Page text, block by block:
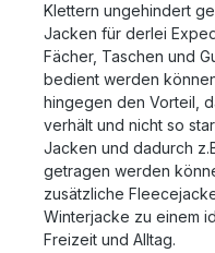
Klettern ungehindert
Jacken für derlei
Fächer, Taschen und
bedient werden
hingegen den Vorteil,
verhält und nicht so
Jacken und dadurch
getragen werden
zusätzliche
Winterjacke zu einem
Freizeit und Alltag.